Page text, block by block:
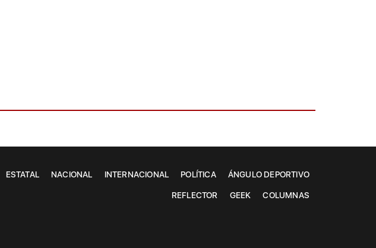
ESTATAL NACIONAL INTERNACIONAL POLÍTICA ÁNGULO DEPORTIVO
REFLECTOR GEEK COLUMNAS